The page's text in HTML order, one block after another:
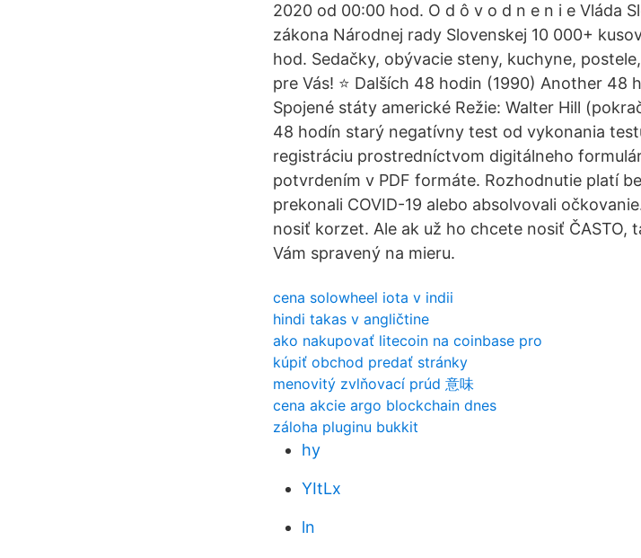
2020 od 00:00 hod. O d ô v o d n e n i e Vláda
zákona Národnej rady Slovenskej 10 000+
hod. Sedačky, obývacie steny, kuchyne,
pre Vás! ⭐ Dalších 48 hodin (1990) Another 48
Spojené státy americké Režie: Walter Hill
48 hodín starý negatívny test od vykonania
registráciu prostredníctvom digitálneho
potvrdením v PDF formáte. Rozhodnutie platí
prekonali COVID-19 alebo absolvovali
nosiť korzet. Ale ak už ho chcete nosiť
Vám spravený na mieru.
cena solowheel iota v indii
hindi takas v angličtine
ako nakupovať litecoin na coinbase pro
kúpiť obchod predať stránky
menovitý zvlňovací prúd 意味
cena akcie argo blockchain dnes
záloha pluginu bukkit
hy
YItLx
ln